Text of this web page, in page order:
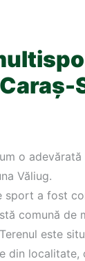
o
Văliug.
sport a fost
comună de
este
din localitate,